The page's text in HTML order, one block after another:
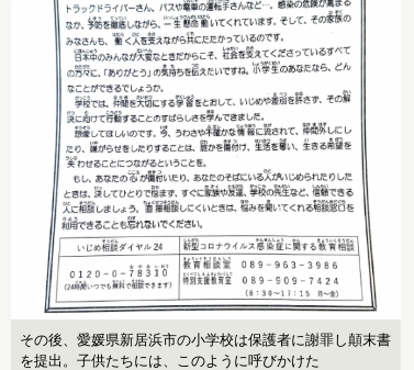
その後、愛媛県新居浜市の小学校は保護者に謝罪し顛末書
を提出。子供たちには、このように呼びかけた